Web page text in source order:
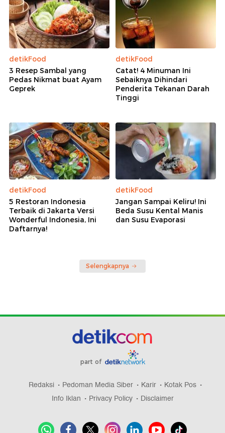
detikFood
3 Resep Sambal yang
Pedas Nikmat buat Ayam
Geprek
detikFood
Catat! 4 Minuman Ini
Sebaiknya Dihindari
Penderita Tekanan Darah
Tinggi
detikFood
5 Restoran Indonesia
Terbaik di Jakarta Versi
Wonderful Indonesia, Ini
Daftarnya!
detikFood
Jangan Sampai Keliru! Ini
Beda Susu Kental Manis
dan Susu Evaporasi
Selengkapnya
part of
Redaksi Pedoman Media Siber Karir
Kotak Pos
Info Iklan
Privacy Policy Disclaimer